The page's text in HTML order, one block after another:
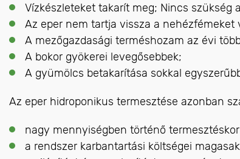
Vízkészleteket takarít meg; Nincs
Az eper nem tartja vissza a
A mezőgazdasági terméshozam az évi
A bokor gyökerei levegősebbek;
A gyümölcs betakarítása sokkal
Az eper hidroponikus termesztése azonban
nagy mennyiségben történő
a rendszer karbantartási költségei